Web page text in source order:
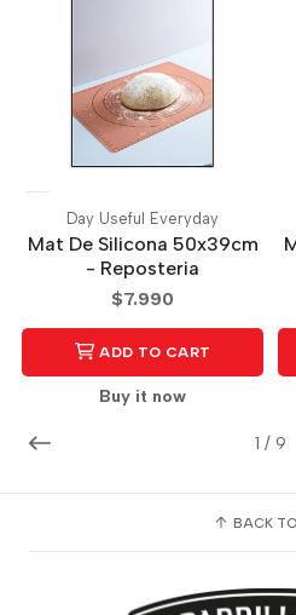
1 / 9
Day Useful Everyday
Mat De Silicona 50x39cm
- Reposteria
$7.990
ADD TO CART
Buy it now
BACK